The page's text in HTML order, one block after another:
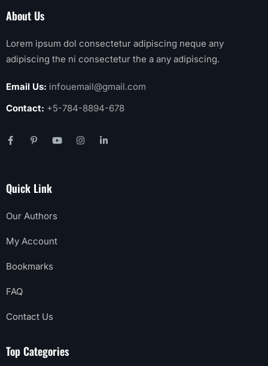
About Us
Lorem ipsum dol consectetur adipiscing neque any
adipiscing the ni consectetur the a any adipiscing.
Email Us: infouemail@gmail.com
Contact: +5-784-8894-678
Quick Link
Our Authors
My Account
Bookmarks
FAQ
Contact Us
Top Categories